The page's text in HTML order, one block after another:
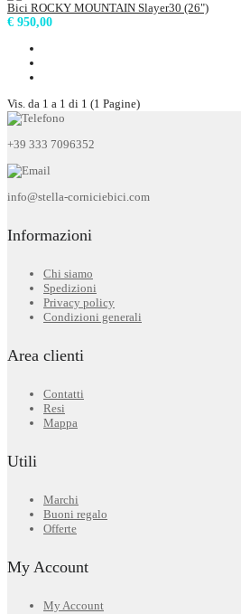
Bici ROCKY MOUNTAIN Slayer30 (26")
€ 950,00
Vis. da 1 a 1 di 1 (1 Pagine)
+39 333 7096352
info@stella-corniciebici.com
Informazioni
Chi siamo
Spedizioni
Privacy policy
Condizioni generali
Area clienti
Contatti
Resi
Mappa
Utili
Marchi
Buoni regalo
Offerte
My Account
My Account